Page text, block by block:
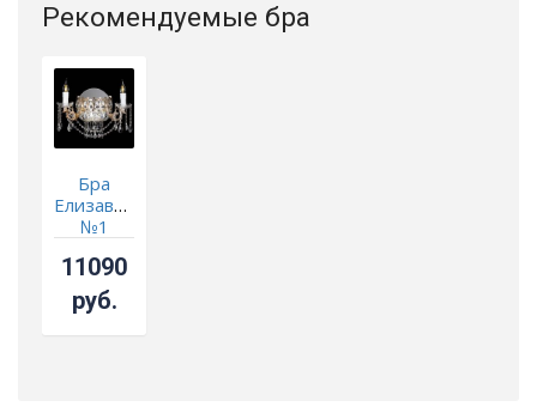
Рекомендуемые бра
Бра
Елизавета
№1
11090
руб.